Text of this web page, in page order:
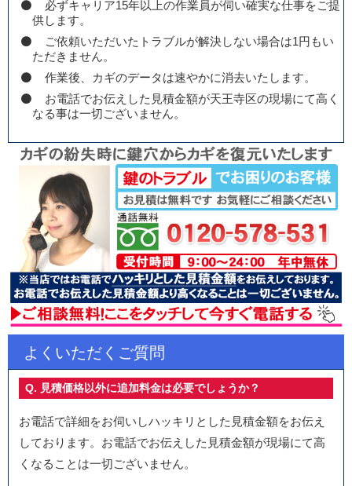
必ずキャリア15年以上の作業員が伺い確実な仕事をご提
供します。
ご依頼いただいたトラブルが解決しない場合は1円もい
ただきません。
作業後、カギのデータは速やかに消去いたします。
お電話でお伝えした見積金額が天王寺区の現場にて高く
なる事は一切ございません。
よくいただくご質問
Q. 見積価格以外に追加料金は必要でしょうか？
お電話で詳細をお伺いしハッキリとした見積金額をお伝え
しております。お電話でお伝えした見積金額が現場にて高
くなることは一切ございません。